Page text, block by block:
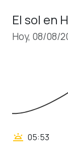
El sol en
Hoy, 08/08/
wb_twilight 05:53